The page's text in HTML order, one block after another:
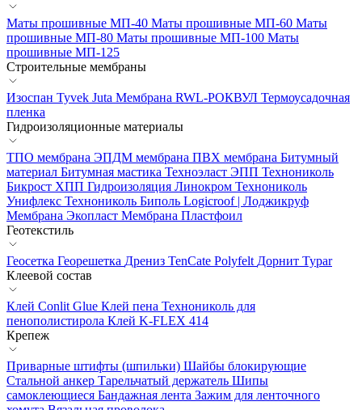
Маты прошивные МП-40 Маты прошивные МП-60 Маты
прошивные МП-80 Маты прошивные МП-100 Маты
прошивные МП-125
Строительные мембраны
Изоспан Tyvek Juta Мембрана RWL-РОКВУЛ Термоусадочная
пленка
Гидроизоляционные материалы
ТПО мембрана ЭПДМ мембрана ПВХ мембрана Битумный
материал Битумная мастика Техноэласт ЭПП Технониколь
Бикрост ХПП Гидроизоляция Линокром Технониколь
Унифлекс Технониколь Биполь Logicroof | Лоджикруф
Мембрана Экопласт Мембрана Пластфоил
Геотекстиль
Геосетка Георешетка Дрениз TenCate Polyfelt Дорнит Typar
Клеевой состав
Клей Conlit Glue Клей пена Технониколь для
пенополистирола Клей K-FLEX 414
Крепеж
Приварные штифты (шпильки) Шайбы блокирующие
Стальной анкер Тарельчатый держатель Шипы
самоклеющиеся Бандажная лента Зажим для ленточного